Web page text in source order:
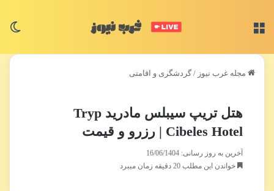
مجله غرب نیوز / گردشگری و اقامتی
هتل تریپ سیبلس مادرید Tryp
Cibeles Hotel | رزرو و قیمت
آخرین به روز رسانی: 16/06/1404
خواندن این مطلب 20 دقیقه زمان میبرد